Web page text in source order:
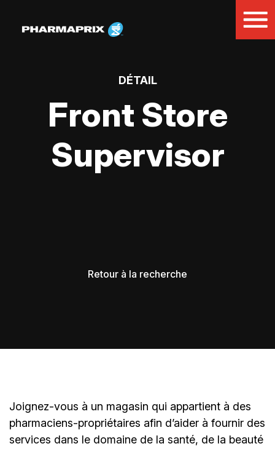
DÉTAIL
Front Store
Supervisor
Retour à la recherche
Joignez-vous à un magasin qui appartient à des
pharmaciens-propriétaires afin d’aider à fournir des
services dans le domaine de la santé, de la beauté